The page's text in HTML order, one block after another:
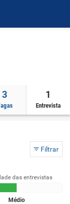
3 1
Entrevista
Filtrar
das entrevistas
Médio